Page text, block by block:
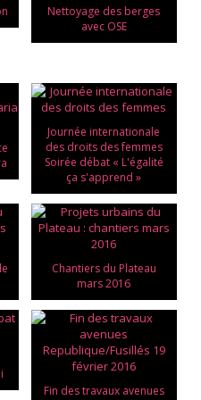
Nettoyage des berges
avec OSE
Journée internationale
des droits des femmes
Soirée débat « L'égalité
ça s'apprend »
Chantiers du Plateau
mars 2016
Fin des travaux avenues